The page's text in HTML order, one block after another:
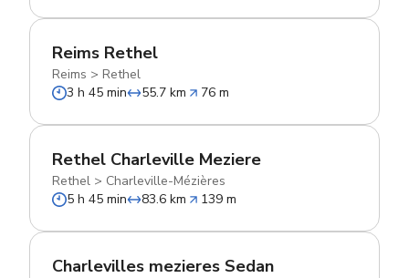
Reims Rethel
Reims > Rethel
3 h 45 min
55.7 km 76 m
Rethel Charleville Meziere
Rethel > Charleville-Mézières
5 h 45 min
83.6 km 139 m
Charlevilles mezieres Sedan